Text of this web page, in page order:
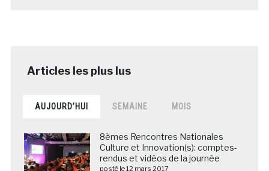
AUJOURD’HUI SEMAINE MOIS
8èmes Rencontres Nationales
Culture et Innovation(s): comptes-
rendus et vidéos de la journée
posté le 12 mars 2017